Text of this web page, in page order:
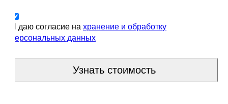
Я даю согласие на хранение и обработку
персональных данных
Узнать стоимость